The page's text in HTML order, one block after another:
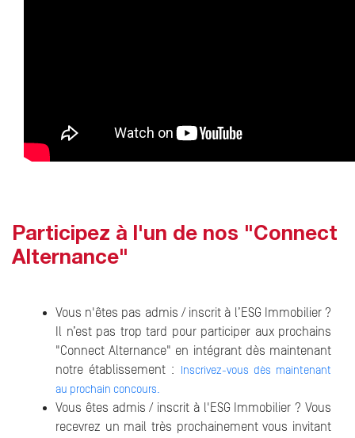
Participez à l'un de nos "Connect
Alternance"
Vous n'êtes pas admis / inscrit à l’ESG Immobilier ?
Il n’est pas trop tard pour participer aux prochains
"Connect Alternance" en intégrant dès maintenant
notre établissement :
Inscrivez-vous dès maintenant
au prochain concours.
Vous êtes admis / inscrit à l'ESG Immobilier ? Vous
recevrez un mail très prochainement vous invitant